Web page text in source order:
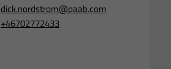
dick.nordstrom@paab.com
+46702772433